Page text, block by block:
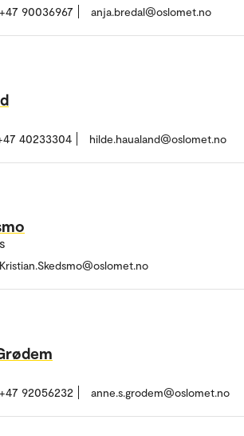
+47 90036967 anja.bredal@oslomet.no
40233304 hilde.haualand@oslomet.no
Kristian.Skedsmo@oslomet.no
+47 92056232 anne.s.grodem@oslomet.no